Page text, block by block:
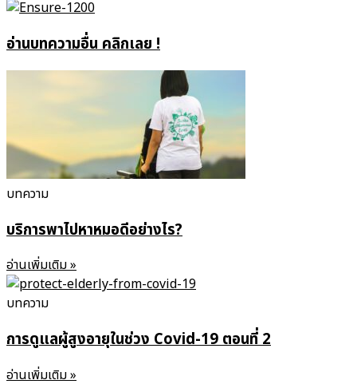
อ่านบทความอื่น คลิกเลย !
บทความ
บริการพาไปหาหมอดีอย่างไร?
อ่านเพิ่มเติม »
บทความ
การดูแลผู้สูงอายุในช่วง Covid-19 ตอนที่ 2
อ่านเพิ่มเติม »